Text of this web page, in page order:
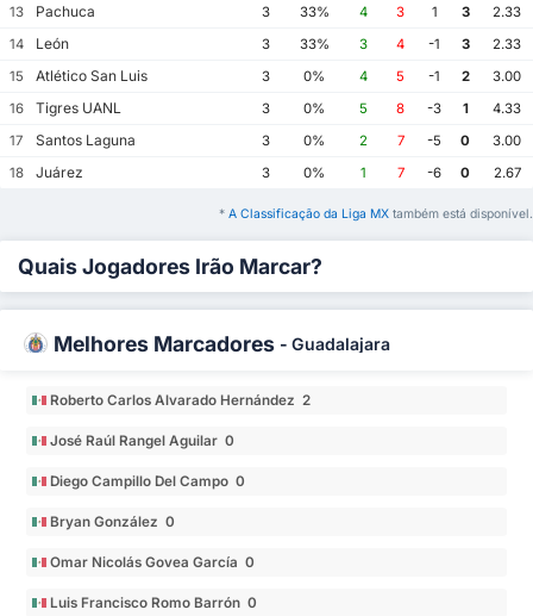
13
Pachuca 3 33% 4 3 1 3
2.33
14
León 3 33% 3 4 -1 3
2.33
15
Atlético San Luis 3 0% 4 5 -1 2
3.00
16
Tigres UANL 3 0% 5 8 -3 1
4.33
17
Santos Laguna 3 0% 2 7 -5 0
3.00
18
Juárez 3 0% 1 7 -6 0 2.67
* A Classificação da Liga MX também está disponível.
Quais Jogadores Irão Marcar?
Melhores Marcadores - Guadalajara
Roberto Carlos Alvarado Hernández 2
José Raúl Rangel Aguilar 0
Diego Campillo Del Campo 0
Bryan González 0
Omar Nicolás Govea García 0
Luis Francisco Romo Barrón 0